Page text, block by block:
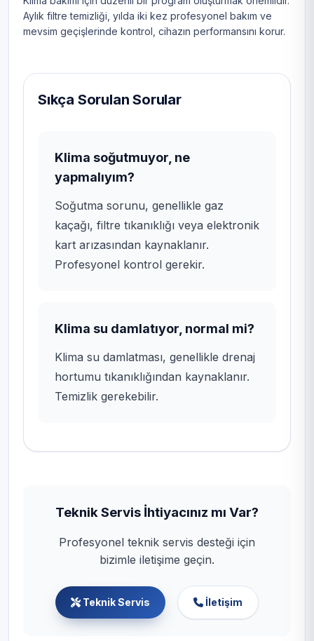
Aylık filtre temizliği, yılda iki kez profesyonel bakım ve
mevsim geçişlerinde kontrol, cihazın performansını korur.
Sıkça Sorulan Sorular
Klima soğutmuyor, ne
yapmalıyım?
Soğutma sorunu, genellikle gaz
kaçağı, filtre tıkanıklığı veya elektronik
kart arızasından kaynaklanır.
Profesyonel kontrol gerekir.
Klima su damlatıyor, normal mi?
Klima su damlatması, genellikle drenaj
hortumu tıkanıklığından kaynaklanır.
Temizlik gerekebilir.
Teknik Servis İhtiyacınız mı Var?
Profesyonel teknik servis desteği için
bizimle iletişime geçin.
Teknik Servis İletişim